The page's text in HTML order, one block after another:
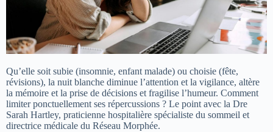
Qu’elle soit subie (insomnie, enfant malade) ou choisie (fête,
révisions), la nuit blanche diminue l’attention et la vigilance, altère
la mémoire et la prise de décisions et fragilise l’humeur. Comment
limiter ponctuellement ses répercussions ? Le point avec la Dre
Sarah Hartley, praticienne hospitalière spécialiste du sommeil et
directrice médicale du Réseau Morphée.